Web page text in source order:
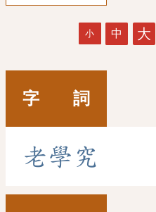
小 中 大
字 詞
老學 究